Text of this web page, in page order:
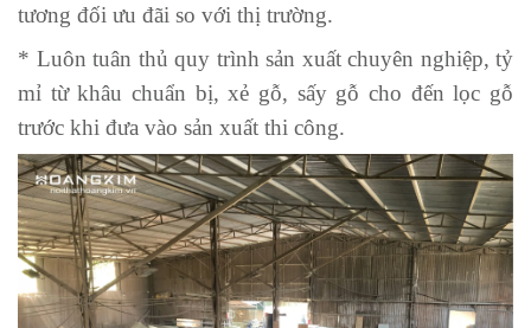
tương đối ưu đãi so với thị trường.
* Luôn tuân thủ quy trình sản xuất chuyên nghiệp, tỷ
mỉ từ khâu chuẩn bị, xẻ gỗ, sấy gỗ cho đến lọc gỗ
trước khi đưa vào sản xuất thi công.